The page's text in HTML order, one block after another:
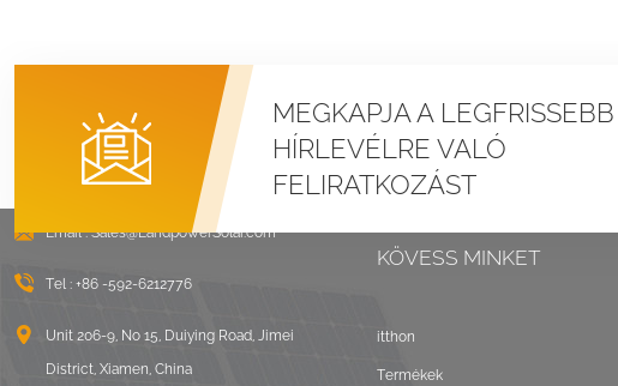
MEGKAPJA A LEGFRISSEBB
HÍRLEVÉLRE VALÓ
FELIRATKOZÁST
Email :Sales@LandpowerSolar.com
Tel : +86 -592-6212776
Unit 206-9, No 15, Duiying Road, Jimei
District, Xiamen, China
KÖVESS MINKET
itthon
Termékek